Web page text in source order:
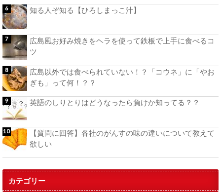
知る人ぞ知る【ひろしまっこ汁】
広島風お好み焼きをヘラを使って鉄板で上手に食べるコ
ツ
広島以外では食べられていない！？「コウネ」に「やお
ぎも」って何！？？
英語のしりとりはどうなったら負けか知ってる？？
【質問に回答】各社のがんすの味の違いについて教えて
欲しい
カテゴリー